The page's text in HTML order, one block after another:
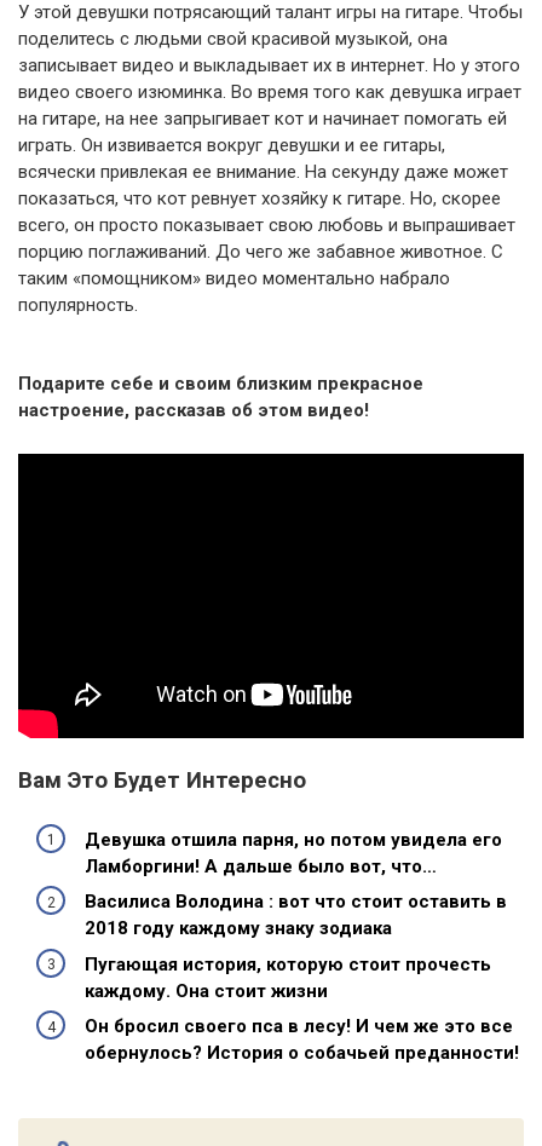
У этой девушки потрясающий талант игры на гитаре. Чтобы
поделитесь с людьми свой красивой музыкой, она
записывает видео и выкладывает их в интернет. Но у этого
видео своего изюминка. Во время того как девушка играет
на гитаре, на нее запрыгивает кот и начинает помогать ей
играть. Он извивается вокруг девушки и ее гитары,
всячески привлекая ее внимание. На секунду даже может
показаться, что кот ревнует хозяйку к гитаре. Но, скорее
всего, он просто показывает свою любовь и выпрашивает
порцию поглаживаний. До чего же забавное животное. С
таким «помощником» видео моментально набрало
популярность.
Подарите себе и своим близким прекрасное
настроение, рассказав об этом видео!
Вам Это Будет Интересно
Девушка отшила парня, но потом увидела его
Ламборгини! А дальше было вот, что…
Василиса Володина : вот что стоит оставить в
2018 году каждому знаку зодиака
Пугающая история, которую стоит прочесть
каждому. Она стоит жизни
Он бросил своего пса в лесу! И чем же это все
обернулось? История о собачьей преданности!